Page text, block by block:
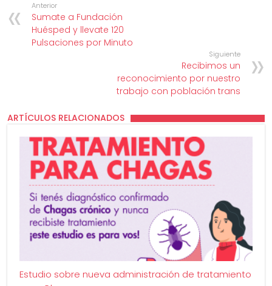
Anterior
Sumate a Fundación
Huésped y llevate 120
Pulsaciones por Minuto
Siguiente
Recibimos un
reconocimiento por nuestro
trabajo con población trans
ARTÍCULOS RELACIONADOS
Estudio sobre nueva administración de tratamiento